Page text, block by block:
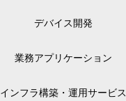
デバイス開発
業務アプリケーション
インフラ構築・運用サービス